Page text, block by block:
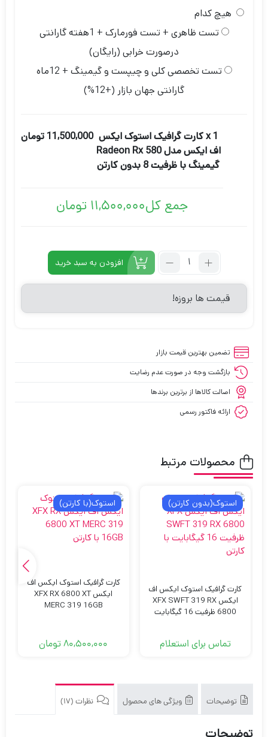
هیچ کدام
تست ظاهری + تست فورمارک + 1هفته گارانتی
درصورت خرابی (رایگان)
تست تخصصی کلی و چیپست و گیمینگ + 12ماه
گارانتی جهان بازار (+12%)
x 1کارت گرافیک استوک ایکس
اف ایکس مدل Radeon Rx 580
گیمینگ با ظرفیت 8 بدون کارتن
11,500,000 تومان
جمع کل11,500,000 تومان
تعداد:
گرافیک
استوک
ایکس
مدل
Radeon
Rx
گیمینگ
8
بدون
افزودن به سبد خرید
قیمت ها بروزه!
تضمین بهترین قیمت بازار
بازگشت وجه در صورت عدم رضایت
اصالت کالاها از برترین برندها
ارائه فاکتور رسمی
محصولات مرتبط
استوک(بدون کارتن)
کارت گرافیک استوک ایکس اف
ایکس XFX SWFT 319 RX
6800 ظرفیت 16 گیگابایت
تماس برای استعلام
استوک(با کارتن)
کارت گرافیک استوک ایکس اف
ایکس XFX RX 6800 XT
MERC 319 16GB
80,500,000تومان
توضیحات ویژگی های محصول نظرات (17)